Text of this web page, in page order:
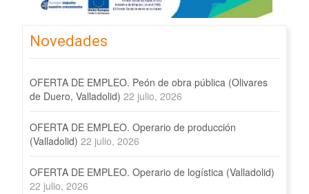
Novedades
OFERTA DE EMPLEO. Peón de obra pública (Olivares
de Duero, Valladolid) 22 julio, 2026
OFERTA DE EMPLEO. Operario de producción
(Valladolid) 22 julio, 2026
OFERTA DE EMPLEO. Operario de logística (Valladolid)
22 julio, 2026